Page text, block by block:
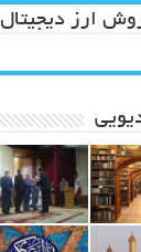
ارز دیجیتال